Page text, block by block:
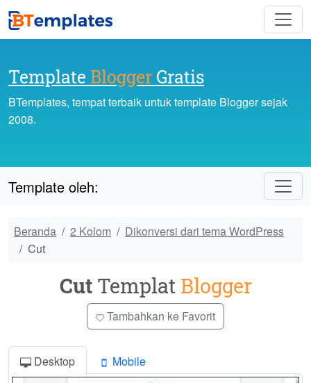
Template Blogger Gratis
BTemplates, tempat terbaik untuk template Blogger sejak
2008.
Template oleh:
Beranda 2 Kolom
Dikonversi dari tema WordPress
Cut
CutTemplat Blogger
Tambahkan ke Favorit
Desktop Mobile